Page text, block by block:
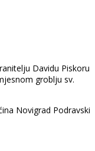
Davidu Piskoru
groblju sv.
Novigrad Podravski